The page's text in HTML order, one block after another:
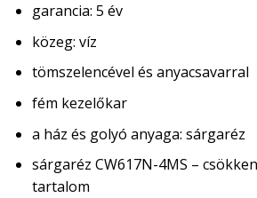
garancia: 5 év
közeg: víz
tömszelencével és anyacsavarral
fém kezelőkar
a ház és golyó anyaga: sárgaréz
sárgaréz CW617N-4MS –
tartalom